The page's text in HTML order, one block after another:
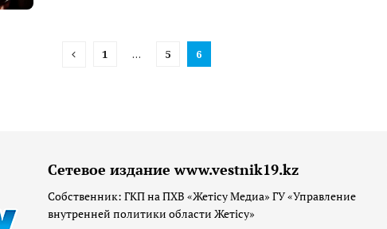
1 … 5 6
Сетевое издание www.vestnik19.kz
Собственник: ГКП на ПХВ «Жетісу Медиа» ГУ «Управление
внутренней политики области Жетісу»